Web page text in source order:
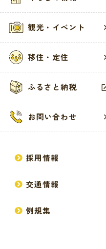
観光・イベント
移住・定住
ふるさと納税
お問い合わせ
採用情報
交通情報
例規集